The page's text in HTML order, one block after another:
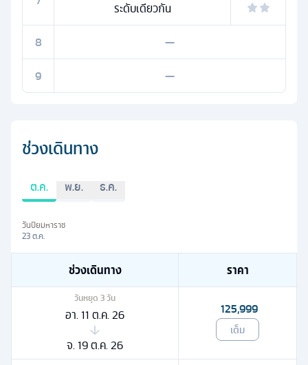
ระดับเดียวกัน
8
—
9
—
ช่วงเดินทาง
ต.ค. พ.ย. ธ.ค.
วันปิยมหาราช
23 ต.ค.
ช่วงเดินทาง ราคา
วันหยุด 3วัน
อา. 11 ต.ค. 26
จ. 19 ต.ค. 26
125,999
เต็ม